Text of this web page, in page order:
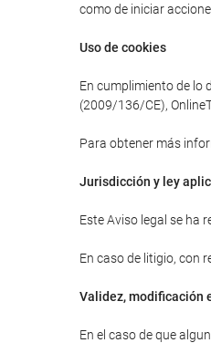
como de iniciar
Uso de cookies
En cumplimiento de lo
(2009/136/CE),
Para obtener más
Jurisdicción y ley
Este Aviso legal se ha
En caso de litigio, con
Validez, modificación
En el caso de que